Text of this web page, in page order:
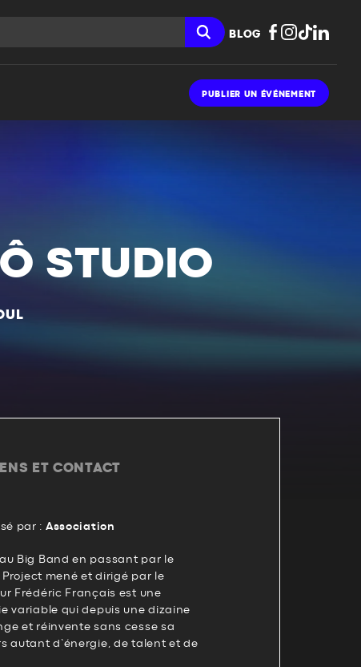
BLOG
PUBLIER UN ÉVÉNEMENT
STUDIO
ET CONTACT
par : Association
Big Band en passant par le
Project mené et dirigé par le
Frédéric Français est une
variable qui depuis une dizaine
et réinvente sans cesse sa
autant d’énergie, de talent et de